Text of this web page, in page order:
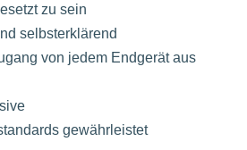
zu sein
selbsterklärend
von jedem Endgerät aus
gewährleistet